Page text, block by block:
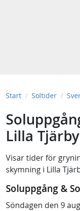
Start Soltider
Lilla Tjärby
Visar tider för
skymning i Lilla
Soluppgång &
Söndagen den 9